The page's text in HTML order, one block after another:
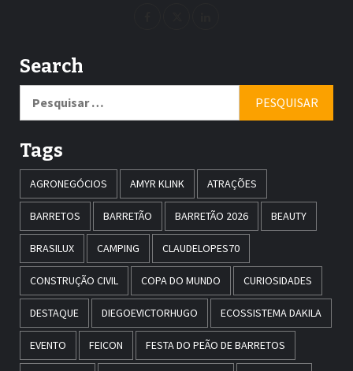
Search
por:
Tags
AGRONEGÓCIOS AMYR KLINK ATRAÇÕES
BARRETOS BARRETÃO BARRETÃO 2026 BEAUTY
BRASILUX CAMPING CLAUDELOPES70
CONSTRUÇÃO CIVIL COPA DO MUNDO CURIOSIDADES
DESTAQUE DIEGOEVICTORHUGO ECOSSISTEMA DAKILA
EVENTO FEICON FESTA DO PEÃO DE BARRETOS